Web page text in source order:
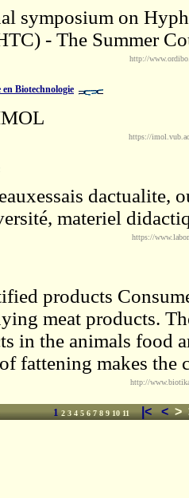
symposium on
- The Summer
http://
Biotechnologie
https://
dactualite,
materiel
https://
products
meat products.
in the animals food
fattening makes the
http://
1234567891011|<<>